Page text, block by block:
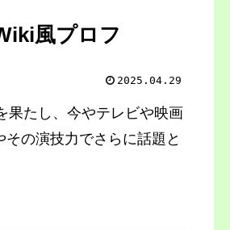
風プロフ
2025.04.29
果たし、今やテレビや映画
の演技力でさらに話題と